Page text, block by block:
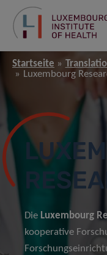
Startseite
Luxembourg
Die Luxembourg
kooperative